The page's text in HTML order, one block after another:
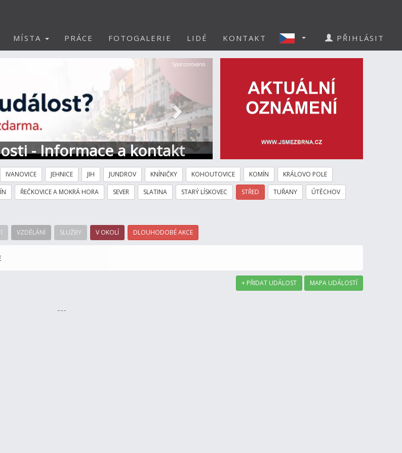
MÍSTA PRÁCE FOTOGALERIE LIDÉ KONTAKT PŘIHLÁSIT
- Informace a kontakt
Další
Sponzorováno
IVANOVICE JEHNICE JIH JUNDROV KNÍNIČKY KOHOUTOVICE KOMÍN KRÁLOVO POLE
ŘEČKOVICE A MOKRÁ HORA SEVER SLATINA STARÝ LÍSKOVEC STŘED TUŘANY ÚTĚCHOV
VZDĚLÁNÍ SLUŽBY V OKOLÍ DLOUHODOBÉ AKCE
+ PŘIDAT UDÁLOST MAPA UDÁLOSTÍ
---